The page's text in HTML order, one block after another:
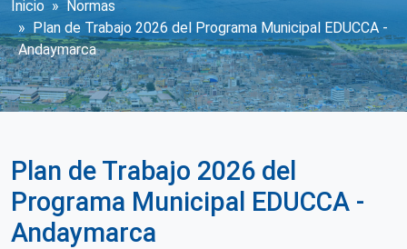
Sobrescribir enlaces de ayuda a la
Inicio
Normas
Plan de Trabajo 2026 del Programa Municipal EDUCCA -
Andaymarca
Plan de Trabajo 2026 del
Programa Municipal EDUCCA -
Andaymarca